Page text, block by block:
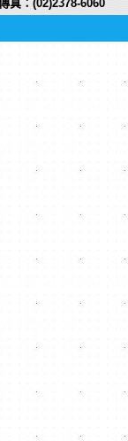
真：(02)2378-6060